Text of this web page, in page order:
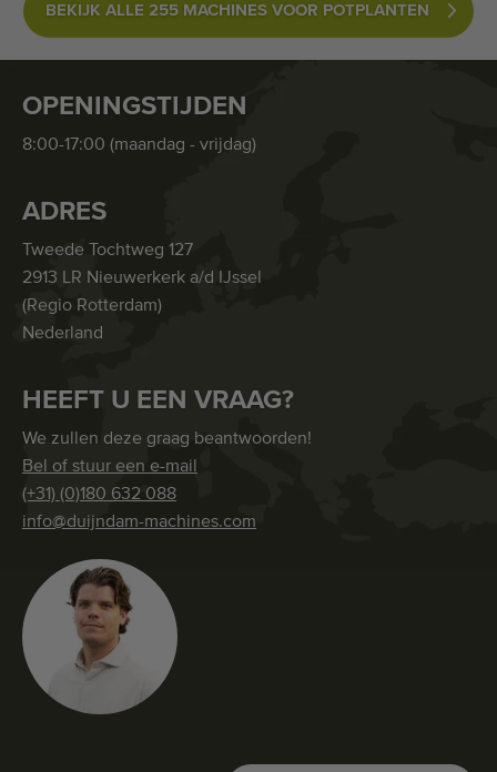
BEKIJK ALLE 255 MACHINES VOOR POTPLANTEN
OPENINGSTIJDEN
8:00-17:00 (maandag - vrijdag)
ADRES
Tweede Tochtweg 127
2913 LR Nieuwerkerk a/d IJssel
(Regio Rotterdam)
Nederland
HEEFT U EEN VRAAG?
We zullen deze graag beantwoorden!
Bel of stuur een e-mail
(+31) (0)180 632 088
info@duijndam-machines.com